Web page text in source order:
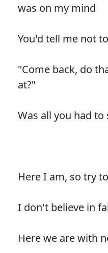
was on my mind
You'd tell me not
"Come back, do
at?"
Was all you had to
Here I am, so try
I don't believe in
Here we are with